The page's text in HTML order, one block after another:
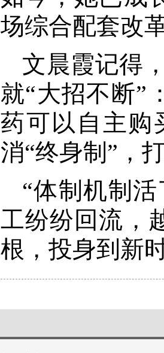
场综合配套改
文晨霞记得
就“大招不断”
药可以自主购
消“终身制”，
“体制机制
工纷纷回流，
根，投身到新